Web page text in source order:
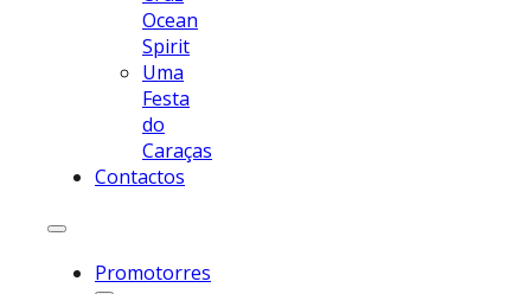
Ocean
Spirit
Uma
Festa
do
Caraças
Contactos
Promotorres